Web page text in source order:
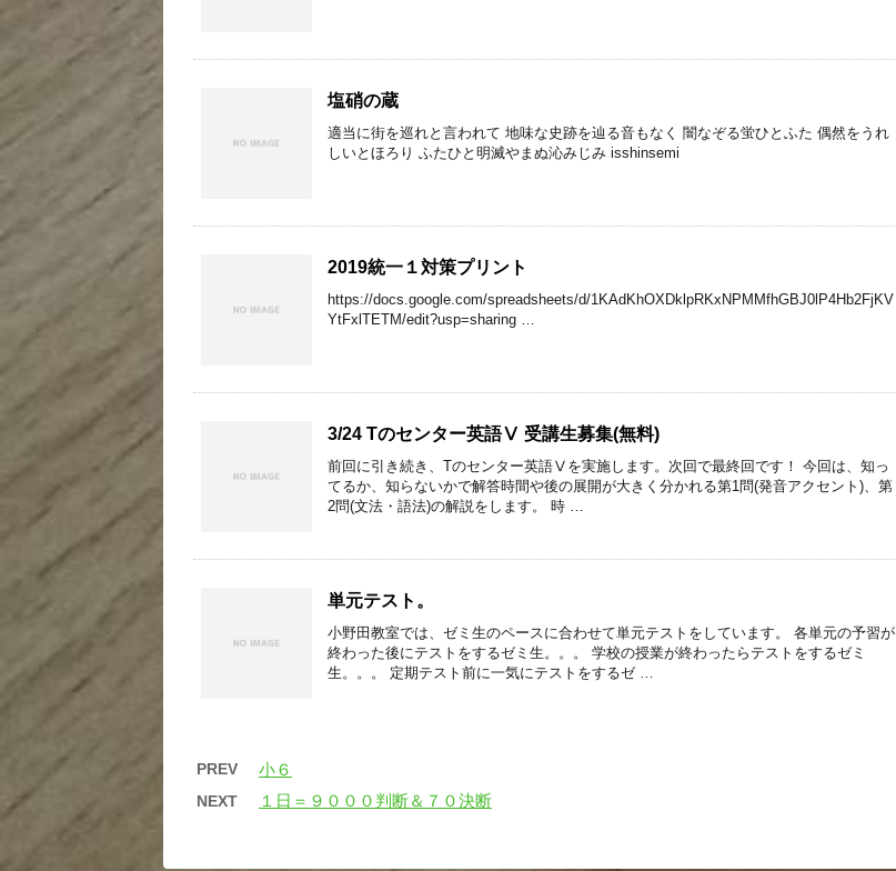
塩硝の蔵
適当に街を巡れと言われて 地味な史跡を辿る音もなく 闇なぞる蛍ひとふた 偶然をうれ
しいとほろり ふたひと明滅やまぬ沁みじみ isshinsemi
2019統一１対策プリント
https://docs.google.com/spreadsheets/d/1KAdKhOXDklpRKxNPMMfhGBJ0lP4Hb2FjKV
YtFxlTETM/edit?usp=sharing …
3/24 Tのセンター英語Ⅴ 受講生募集(無料)
前回に引き続き、Tのセンター英語Ⅴを実施します。次回で最終回です！ 今回は、知っ
てるか、知らないかで解答時間や後の展開が大きく分かれる第1問(発音アクセント)、第
2問(文法・語法)の解説をします。 時 …
単元テスト。
小野田教室では、ゼミ生のペースに合わせて単元テストをしています。 各単元の予習が
終わった後にテストをするゼミ生。。。 学校の授業が終わったらテストをするゼミ
生。。。 定期テスト前に一気にテストをするゼ …
PREV 小６
NEXT １日＝９０００判断＆７０決断